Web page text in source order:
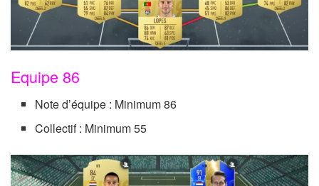
Equipe 86
Note d’équipe : Minimum 86
Collectif : Minimum 55